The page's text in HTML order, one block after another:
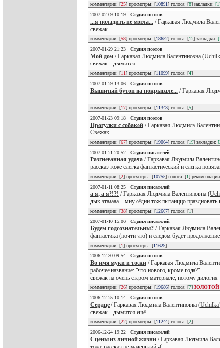
комментарии: [25] просмотры: [10891] голоса: [8] закладки: [1]
2007-02-09 10:19
Студия поэтов
...я поладить не могла... / Гаркавая Людмила
свежак
комментарии: [58] просмотры: [18652] голоса: [12] закладки:
2007-01-29 21:23
Студия поэтов
Мой дом / Гаркавая Людмила Валентиновна (
свежак – дымится
комментарии: [11] просмотры: [11099] голоса: [4]
2007-01-29 13:06
Студия поэтов
Вышитый бутон на покрывале... / Гаркавая
комментарии: [17] просмотры: [11343] голоса: [5]
2007-01-23 09:18
Студия поэтов
Прогулки с собакой / Гаркавая Людмила
Свежак
комментарии: [67] просмотры: [19064] голоса: [19] закладки:
2007-01-21 20:52
Студия писателей
Разгневанная удача / Гаркавая Людмила
рассказ тоже слегка фантастический и слегка
комментарии: [2] просмотры: [10755] голоса: [1]
2007-01-11 08:25
Студия писателей
а я, а я?!?! / Гаркавая Людмила Валентиновна (
дык этааааа... мну сёдни тож пытаиццо праздновать
комментарии: [38] просмотры: [12667] голоса: [1]
2007-01-10 15:06
Студия писателей
Будем подсознательны? / Гаркавая Людмила
фантастика (почти что) и следом будет
комментарии: [1] просмотры: [11629]
2006-12-30 09:54
Студия поэтов
Во имя муки и тоски / Гаркавая Людмила
рабочее название: "что нового, кроме года?"
свежак на очень старом материале, потому дилогия
комментарии: [26] просмотры: [19686] голоса: [7]
2006-12-25 10:14
Студия поэтов
Сердце / Гаркавая Людмила Валентиновна (Uchilka)
свежак – дымится ещё
комментарии: [22] просмотры: [11244] голоса: [2]
2006-12-24 19:22
Студия писателей
Сцены из личной жизни / Гаркавая Людмила
тоже рассказ не маленький:-(